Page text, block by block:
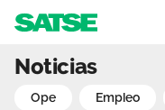
Ceuta
OPE
Noticias
ope empleo